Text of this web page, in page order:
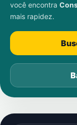
você encontra
mais rapidez.